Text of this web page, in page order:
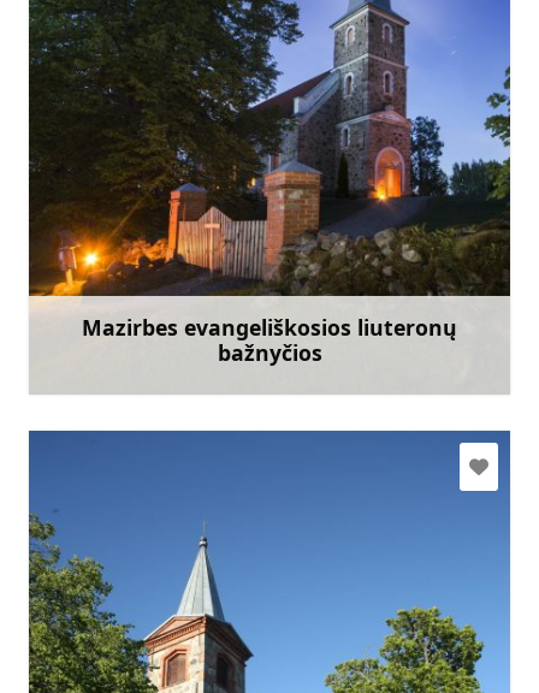
Mazirbes evangeliškosios liuteronų
bažnyčios
+371 29463028